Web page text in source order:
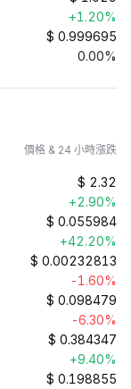
+1.20%
$ 0.999695
0.00%
價格 & 24 小時漲跌
$ 2.32
+2.90%
$ 0.055984
+42.20%
$ 0.00232813
-1.60%
$ 0.098479
-6.30%
$ 0.384347
+9.40%
$ 0.198855